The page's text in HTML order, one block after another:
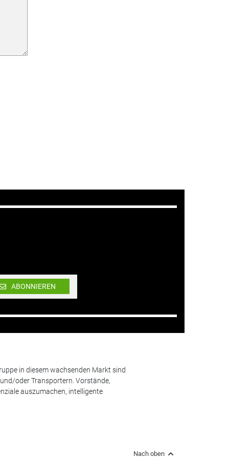
ABONNIEREN
in diesem wachsenden Markt sind
oder Transportern. Vorstände,
auszumachen, intelligente
Nach oben